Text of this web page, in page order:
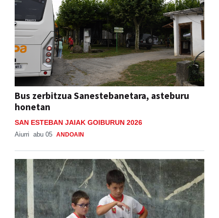
Bus zerbitzua Sanestebanetara, asteburu
honetan
SAN ESTEBAN JAIAK GOIBURUN 2026
Aiurri abu 05 ANDOAIN